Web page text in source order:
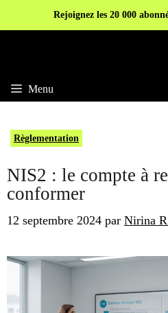
Rejoignez les 20 000
Menu
Règlementation
NIS2 : le compte à
conformer
12 septembre 2024 par Nirina